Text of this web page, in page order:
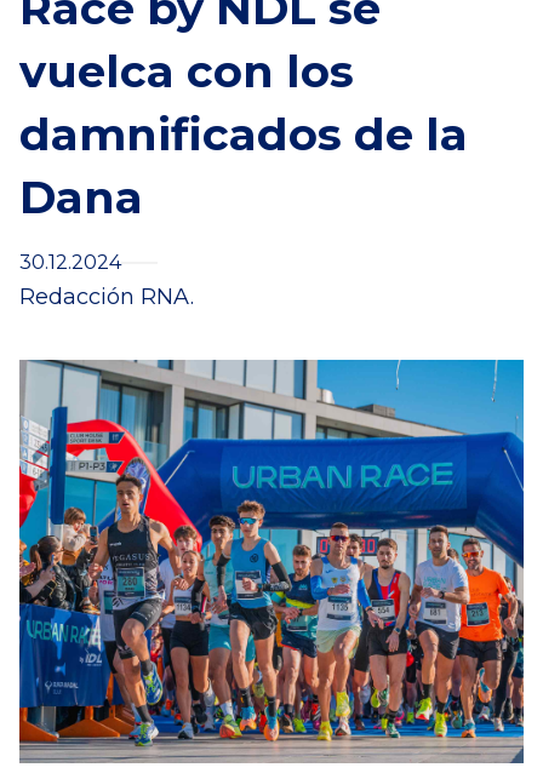
vuelca con los
damnificados de la
Dana
30.12.2024
Redacción RNA.